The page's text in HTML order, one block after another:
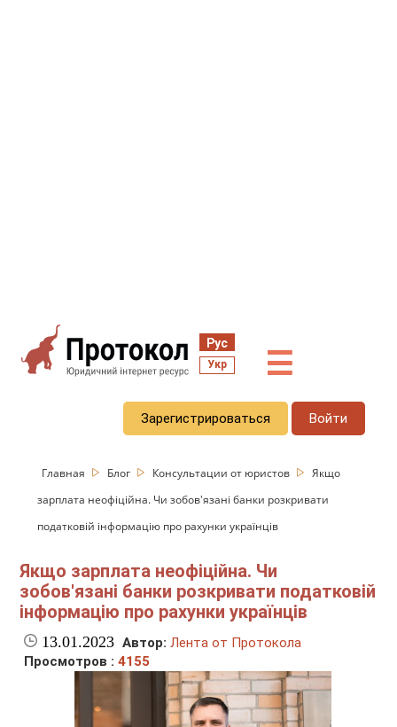
Рус
Укр ☰
Зарегистрироваться Войти
Главная Блог Консультации от юристов
Якщо
зарплата неофіційна. Чи зобов'язані банки розкривати
податковій інформацію про рахунки українців
Якщо зарплата неофіційна. Чи
зобов'язані банки розкривати податковій
інформацію про рахунки українців
13.01.2023 Автор: Лента от Протокола
Просмотров :4155